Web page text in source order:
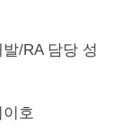
/RA 담당 성
호